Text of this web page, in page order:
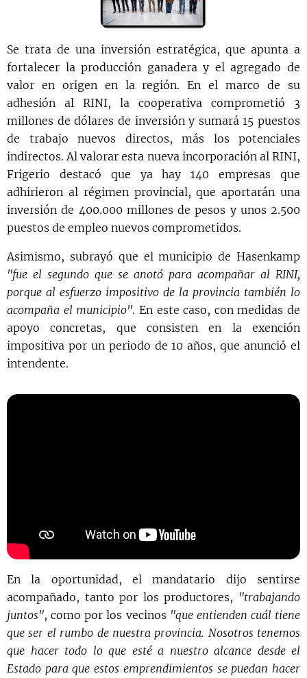
Se trata de una inversión estratégica, que apunta a
fortalecer la producción ganadera y el agregado de
valor en origen en la región. En el marco de su
adhesión al RINI, la cooperativa comprometió 3
millones de dólares de inversión y sumará 15 puestos
de trabajo nuevos directos, más los potenciales
indirectos. Al valorar esta nueva incorporación al RINI,
Frigerio destacó que ya hay 140 empresas que
adhirieron al régimen provincial, que aportarán una
inversión de 400.000 millones de pesos y unos 2.500
puestos de empleo nuevos comprometidos.
Asimismo, subrayó que el municipio de Hasenkamp
"fue el segundo que se anotó para acompañar al RINI,
porque al esfuerzo impositivo de la provincia también lo
acompaña el municipio". En este caso, con medidas de
apoyo concretas, que consisten en la exención
impositiva por un periodo de 10 años, que anunció el
intendente.
En la oportunidad, el mandatario dijo sentirse
acompañado, tanto por los productores, "trabajando
juntos", como por los vecinos "que entienden cuál tiene
que ser el rumbo de nuestra provincia. Nosotros tenemos
que hacer todo lo que esté a nuestro alcance desde el
Estado para que estos emprendimientos se puedan hacer